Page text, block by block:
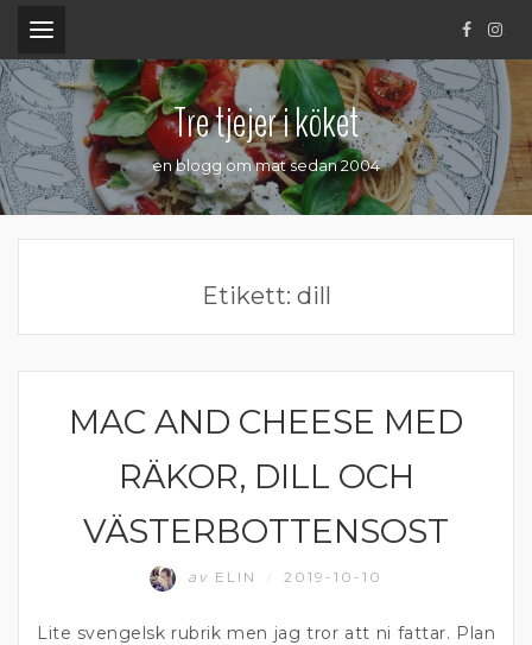
.
Tre tjejer i köket
en blogg om mat sedan 2004
Etikett: dill
KOMFORTMAT
MAC AND CHEESE MED
RÄKOR, DILL OCH
VÄSTERBOTTENSOST
av ELIN 2019-10-10
Lite svengelsk rubrik men jag tror att ni fattar. Plan